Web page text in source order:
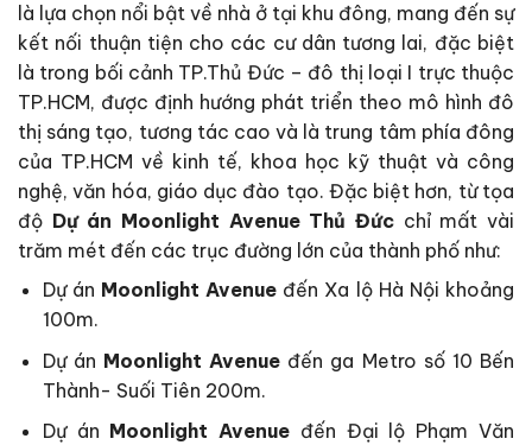
là lựa chọn nổi bật về nhà ở tại khu đông, mang đến sự
kết nối thuận tiện cho các cư dân tương lai, đặc biệt
là trong bối cảnh TP.Thủ Đức – đô thị loại I trực thuộc
TP.HCM, được định hướng phát triển theo mô hình đô
thị sáng tạo, tương tác cao và là trung tâm phía đông
của TP.HCM về kinh tế, khoa học kỹ thuật và công
nghệ, văn hóa, giáo dục đào tạo. Đặc biệt hơn, từ tọa
độ Dự án Moonlight AvenueThủ Đức chỉ mất vài
trăm mét đến các trục đường lớn của thành phố như:
Dự án Moonlight Avenue đến Xa lộ Hà Nội khoảng
100m.
Dự án Moonlight Avenue đến ga Metro số 10 Bến
Thành- Suối Tiên 200m.
Dự án Moonlight Avenue đến Đại lộ Phạm Văn